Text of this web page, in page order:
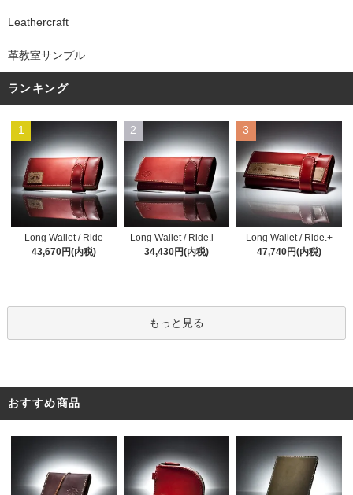
Leathercraft
革教室サンプル
ランキング
1
Long Wallet / Ride
43,670円(内税)
2
Long Wallet / Ride.i
34,430円(内税)
3
Long Wallet / Ride.+
47,740円(内税)
もっと見る
おすすめ商品